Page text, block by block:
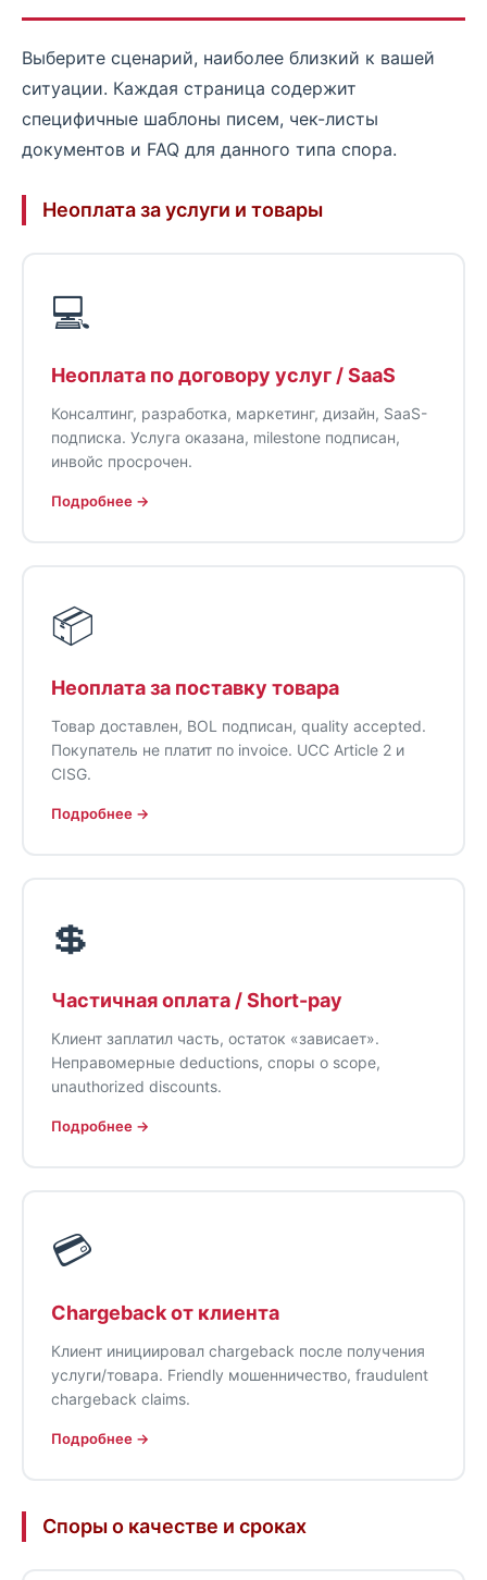
Выберите сценарий, наиболее близкий к вашей
ситуации. Каждая страница содержит
специфичные шаблоны писем, чек-листы
документов и FAQ для данного типа спора.
Неоплата за услуги и товары
💻
Неоплата по договору услуг / SaaS
Консалтинг, разработка, маркетинг, дизайн, SaaS-
подписка. Услуга оказана, milestone подписан,
инвойс просрочен.
Подробнее →
📦
Неоплата за поставку товара
Товар доставлен, BOL подписан, quality accepted.
Покупатель не платит по invoice. UCC Article 2 и
CISG.
Подробнее →
💲
Частичная оплата / Short-pay
Клиент заплатил часть, остаток «зависает».
Неправомерные deductions, споры о scope,
unauthorized discounts.
Подробнее →
💳
Chargeback от клиента
Клиент инициировал chargeback после получения
услуги/товара. Friendly мошенничество, fraudulent
chargeback claims.
Подробнее →
Споры о качестве и сроках